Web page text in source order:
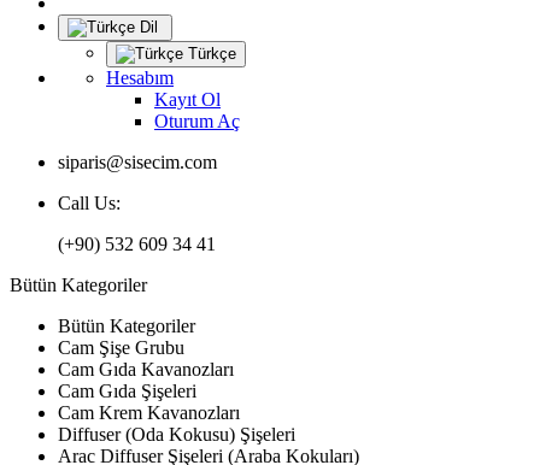
Dil
Türkçe
Hesabım
Kayıt Ol
Oturum Aç
siparis@sisecim.com
Call Us:
(+90) 532 609 34 41
Bütün Kategoriler
Bütün Kategoriler
Cam Şişe Grubu
Cam Gıda Kavanozları
Cam Gıda Şişeleri
Cam Krem Kavanozları
Diffuser (Oda Kokusu) Şişeleri
Arac Diffuser Şişeleri (Araba Kokuları)